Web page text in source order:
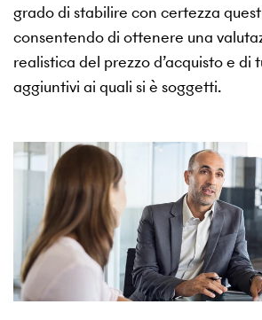
grado di stabilire con certezza
consentendo di ottenere una
realistica del prezzo d’acquisto e di
aggiuntivi ai quali si è soggetti.